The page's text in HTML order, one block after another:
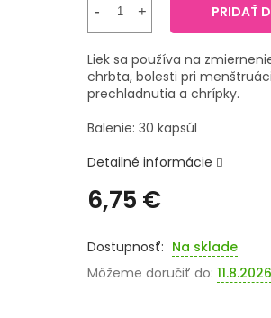
6,75 €
cena:
Na sklade
Môžeme doručiť do: 11.8.2026
PRIDAŤ
Liek sa používa na
chrbta, bolesti pri
prechladnutia a chrípky.
Balenie: 30 kapsúl
Detailné informácie